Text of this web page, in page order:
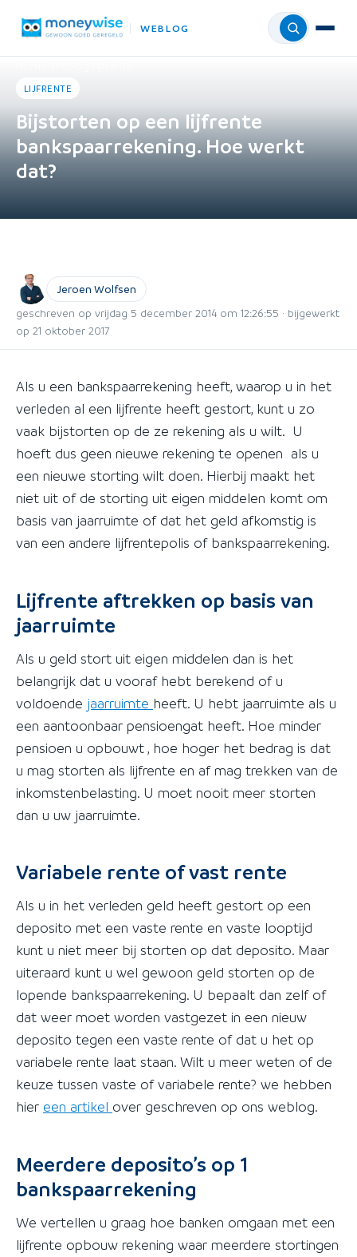
WEBLOG Menu
LIJFRENTE
Bijstorten op een lijfrente
bankspaarrekening. Hoe werkt
dat?
Jeroen Wolfsen
geschreven op vrijdag 5 december 2014 om 12:26:55 · bijgewerkt
op 21 oktober 2017
Als u een bankspaarrekening heeft, waarop u in het
verleden al een lijfrente heeft gestort, kunt u zo
vaak bijstorten op de ze rekening als u wilt. U
hoeft dus geen nieuwe rekening te openen als u
een nieuwe storting wilt doen. Hierbij maakt het
niet uit of de storting uit eigen middelen komt om
basis van jaarruimte of dat het geld afkomstig is
van een andere lijfrentepolis of bankspaarrekening.
Lijfrente aftrekken op basis van
jaarruimte
Als u geld stort uit eigen middelen dan is het
belangrijk dat u vooraf hebt berekend of u
voldoende jaarruimte heeft. U hebt jaarruimte als u
een aantoonbaar pensioengat heeft. Hoe minder
pensioen u opbouwt , hoe hoger het bedrag is dat
u mag storten als lijfrente en af mag trekken van de
inkomstenbelasting. U moet nooit meer storten
dan u uw jaarruimte.
Variabele rente of vast rente
Als u in het verleden geld heeft gestort op een
deposito met een vaste rente en vaste looptijd
kunt u niet meer bij storten op dat deposito. Maar
uiteraard kunt u wel gewoon geld storten op de
lopende bankspaarrekening. U bepaalt dan zelf of
dat weer moet worden vastgezet in een nieuw
deposito tegen een vaste rente of dat u het op
variabele rente laat staan. Wilt u meer weten of de
keuze tussen vaste of variabele rente? we hebben
hier een artikel over geschreven op ons weblog.
Meerdere deposito’s op 1
bankspaarrekening
We vertellen u graag hoe banken omgaan met een
lijfrente opbouw rekening waar meerdere stortingen